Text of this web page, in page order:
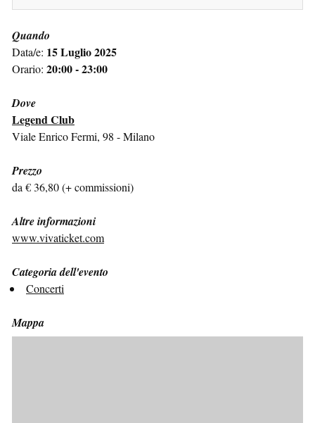
Quando
Data/e: 15 Luglio 2025
Orario: 20:00 - 23:00
Dove
Legend Club
Viale Enrico Fermi, 98 - Milano
Prezzo
da € 36,80 (+ commissioni)
Altre informazioni
www.vivaticket.com
Categoria dell'evento
Concerti
Mappa